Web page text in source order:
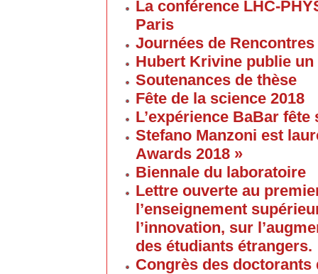
La conférence LHC-
Paris
Journées de
Hubert Krivine publie
Soutenances de thèse
Fête de la science 2018
L’expérience BaBar fête
Stefano Manzoni est
Awards 2018 »
Biennale du laboratoire
Lettre ouverte au
l’enseignement
l’innovation, sur
des étudiants étrangers.
Congrès des doctorants